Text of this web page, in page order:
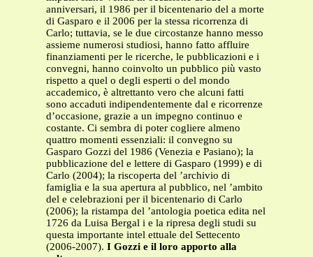
anniversari, il 1986 per il bicentenario del a morte
di Gasparo e il 2006 per la stessa ricorrenza di
Carlo; tuttavia, se le due circostanze hanno messo
assieme numerosi studiosi, hanno fatto affluire
finanziamenti per le ricerche, le pubblicazioni e i
convegni, hanno coinvolto un pubblico più vasto
rispetto a quel o degli esperti o del mondo
accademico, è altrettanto vero che alcuni fatti
sono accaduti indipendentemente dal e ricorrenze
d’occasione, grazie a un impegno continuo e
costante. Ci sembra di poter cogliere almeno
quattro momenti essenziali: il convegno su
Gasparo Gozzi del 1986 (Venezia e Pasiano); la
pubblicazione del e lettere di Gasparo (1999) e di
Carlo (2004); la riscoperta del ’archivio di
famiglia e la sua apertura al pubblico, nel ’ambito
del e celebrazioni per il bicentenario di Carlo
(2006); la ristampa del ’antologia poetica edita nel
1726 da Luisa Bergal i e la ripresa degli studi su
questa importante intel ettuale del Settecento
(2006-2007). I Gozzi e il loro apporto alla